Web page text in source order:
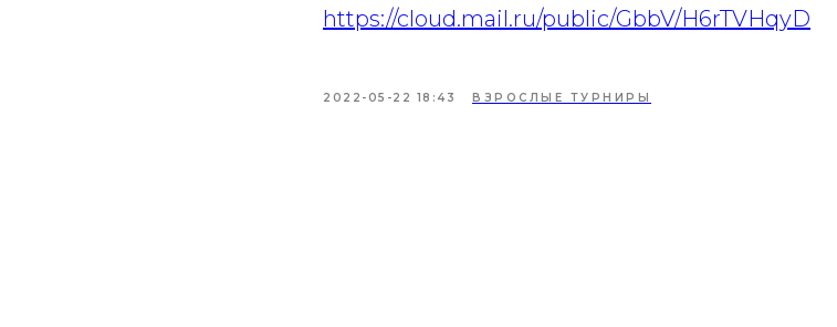
https://cloud.mail.ru/public/GbbV/H6rTVHqyD
2022-05-22 18:43 ВЗРОСЛЫЕ ТУРНИРЫ